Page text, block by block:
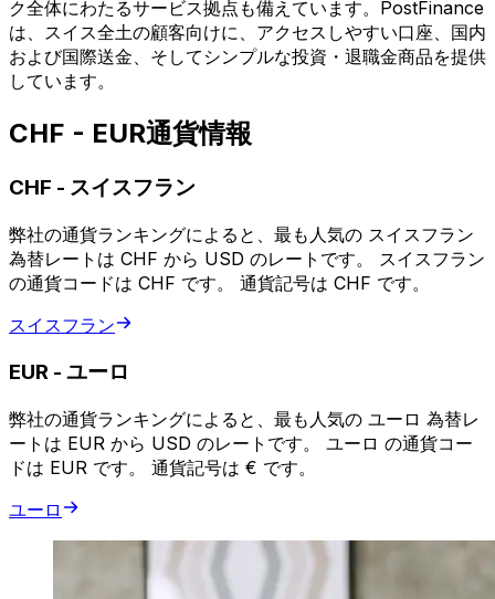
ク全体にわたるサービス拠点も備えています。PostFinance
は、スイス全土の顧客向けに、アクセスしやすい口座、国内
および国際送金、そしてシンプルな投資・退職金商品を提供
しています。
CHF - EUR通貨情報
CHF - スイスフラン
弊社の通貨ランキングによると、最も人気の スイスフラン
為替レートは CHF から USD のレートです。 スイスフラン
の通貨コードは CHF です。 通貨記号は CHF です。
スイスフラン
EUR - ユーロ
弊社の通貨ランキングによると、最も人気の ユーロ 為替レ
ートは EUR から USD のレートです。 ユーロ の通貨コー
ドは EUR です。 通貨記号は € です。
ユーロ